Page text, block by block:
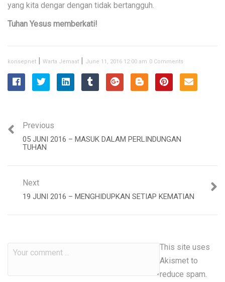
yang kita dengar dengan tidak bertangguh.
Tuhan Yesus memberkati!
konsepnet | Warta Jemaat | June 11, 2016 12:00 am 0 Comments
Previous
05 JUNI 2016 – MASUK DALAM PERLINDUNGAN
TUHAN
Next
19 JUNI 2016 – MENGHIDUPKAN SETIAP KEMATIAN
This site uses
Akismet to
reduce spam.